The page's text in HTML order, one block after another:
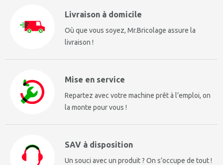
Livraison à domicile
Où que vous soyez, Mr.Bricolage assure la
livraison !
Mise en service
Repartez avec votre machine prêt à l’emploi, on
la monte pour vous !
SAV à disposition
Un souci avec un produit ? On s’occupe de tout !